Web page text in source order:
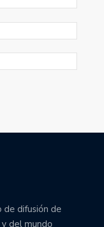
difusión de
del mundo